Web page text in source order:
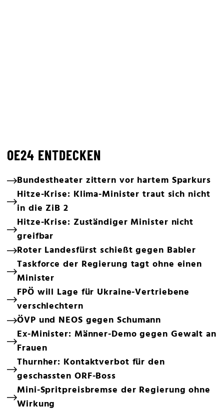
OE24 ENTDECKEN
Bundestheater zittern vor hartem Sparkurs
Hitze-Krise: Klima-Minister traut sich nicht
in die ZiB 2
Hitze-Krise: Zuständiger Minister nicht
greifbar
Roter Landesfürst schießt gegen Babler
Taskforce der Regierung tagt ohne einen
Minister
FPÖ will Lage für Ukraine-Vertriebene
verschlechtern
ÖVP und NEOS gegen Schumann
Ex-Minister: Männer-Demo gegen Gewalt an
Frauen
Thurnher: Kontaktverbot für den
geschassten ORF-Boss
Mini-Spritpreisbremse der Regierung ohne
Wirkung